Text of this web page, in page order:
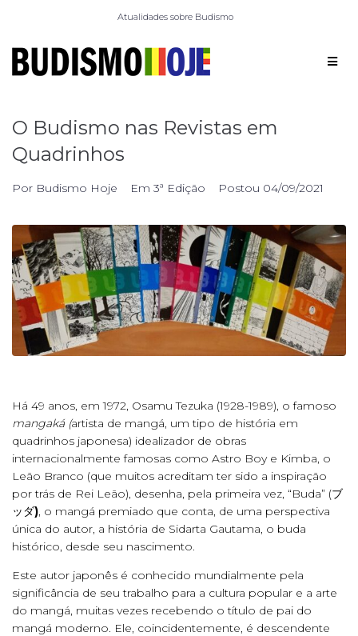
Atualidades sobre Budismo
O Budismo nas Revistas em
Quadrinhos
Por Budismo Hoje Em 3ª Edição Postou 04/09/2021
Há 49 anos, em 1972, Osamu Tezuka (1928-1989), o famoso
mangaká (artista de mangá, um tipo de história em
quadrinhos japonesa) idealizador de obras
internacionalmente famosas como Astro Boy e Kimba, o
Leão Branco (que muitos acreditam ter sido a inspiração
por trás de Rei Leão), desenha, pela primeira vez, “Buda” (ブ
ッダ), o mangá premiado que conta, de uma perspectiva
única do autor, a história de Sidarta Gautama, o buda
histórico, desde seu nascimento.
Este autor japonês é conhecido mundialmente pela
significância de seu trabalho para a cultura popular e a arte
do mangá, muitas vezes recebendo o título de pai do
mangá moderno. Ele, coincidentemente, é descendente